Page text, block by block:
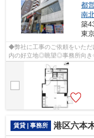
都
南
築
東
◆弊社に工事のご依頼をいた
内の好立地◎眺望◎事務所向
物件のご提案が可能です◇お気
賃貸 | 事務所 港区六本